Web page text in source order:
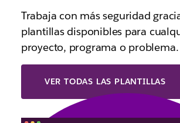
Trabaja con más seguridad
plantillas disponibles para
proyecto, programa o problema.
VER TODAS LAS PLANTILLAS